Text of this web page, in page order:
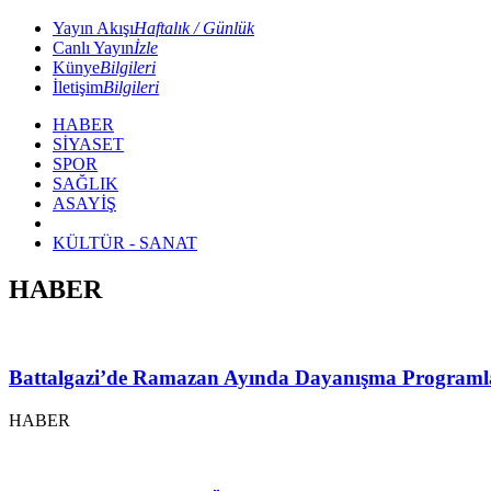
Yayın AkışıHaftalık / Günlük
Canlı Yayınİzle
KünyeBilgileri
İletişimBilgileri
HABER
SİYASET
SPOR
SAĞLIK
ASAYİŞ
KÜLTÜR - SANAT
HABER
Battalgazi’de Ramazan Ayında Dayanışma
HABER